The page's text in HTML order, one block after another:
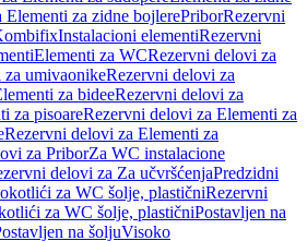
za zidne bojlerePriborRezervni
Instalacioni elementiRezervni
Elementi za WCRezervni delovi za
za umivaonikeRezervni delovi za
za bideeRezervni delovi za
za pisoareRezervni delovi za Elementi za
Rezervni delovi za Elementi za
za PriborZa WC instalacione
delovi za Za učvršćenjaPredzidni
za WC šolje, plastičniRezervni
za WC šolje, plastičniPostavljen na
na šoljuVisoko